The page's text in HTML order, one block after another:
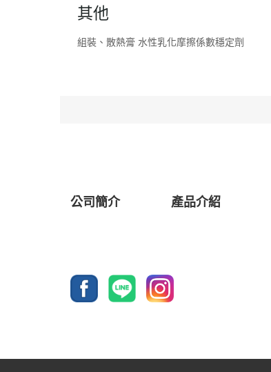
其他
組裝、散熱膏 水性乳化摩擦係數穩定劑
公司簡介 產品介紹